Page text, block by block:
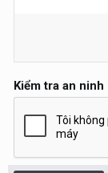
Kiểm tra an ninh